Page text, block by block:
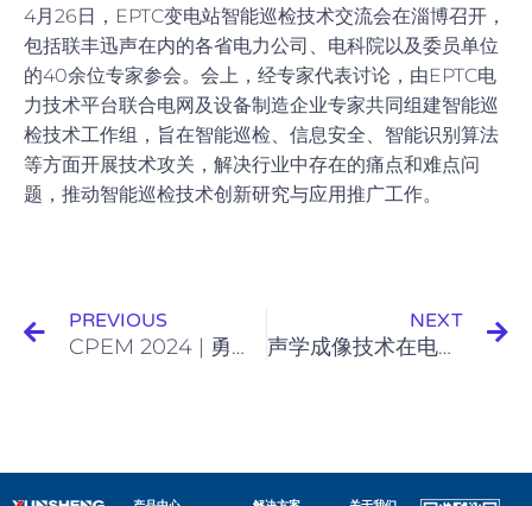
4月26日，EPTC变电站智能巡检技术交流会在淄博召开，
包括联丰迅声在内的各省电力公司、电科院以及委员单位
的40余位专家参会。会上，经专家代表讨论，由EPTC电
力技术平台联合电网及设备制造企业专家共同组建智能巡
检技术工作组，旨在智能巡检、信息安全、智能识别算法
等方面开展技术攻关，解决行业中存在的痛点和难点问
题，推动智能巡检技术创新研究与应用推广工作。
PREVIOUS
CPEM 2024 | 勇毅前行！联丰迅声亮相杭州电力智能运检大会
NEXT
声学成像技术在电力行业的应用现状与思考 | 迅声「洞见」